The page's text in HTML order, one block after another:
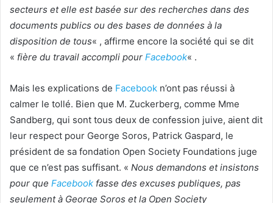
secteurs et elle est basée sur des recherches dans des
documents publics ou des bases de données à la
disposition de tous« , affirme encore la société qui se dit
« fière du travail accompli pour Facebook« .
Mais les explications de Facebook n’ont pas réussi à
calmer le tollé. Bien que M. Zuckerberg, comme Mme
Sandberg, qui sont tous deux de confession juive, aient dit
leur respect pour George Soros, Patrick Gaspard, le
président de sa fondation Open Society Foundations juge
que ce n’est pas suffisant. « Nous demandons et insistons
pour que Facebook fasse des excuses publiques, pas
seulement à George Soros et la Open Society